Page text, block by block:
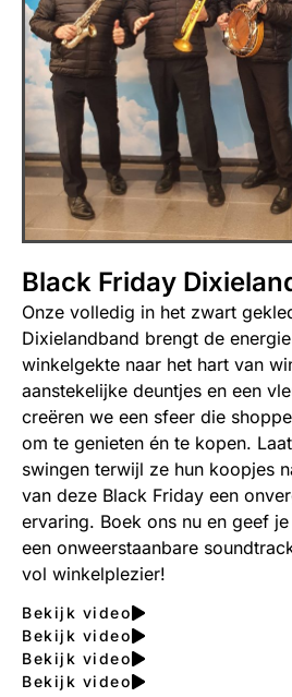
Black Friday
Onze volledig in het zwart
Dixielandband brengt de
winkelgekte naar het hart van
aanstekelijke deuntjes en een
creëren we een sfeer die
om te genieten én te kopen.
swingen terwijl ze hun koopjes
van deze Black Friday een
ervaring. Boek ons nu en geef
een ​​onweerstaanbare
vol winkelplezier!
Bekijk video
Bekijk video
Bekijk video
Bekijk video